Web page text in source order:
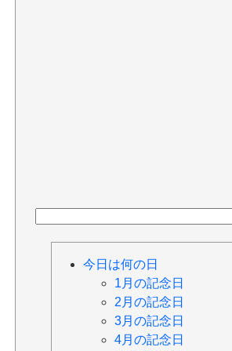
今日は何の日
1月の記念日
2月の記念日
3月の記念日
4月の記念日